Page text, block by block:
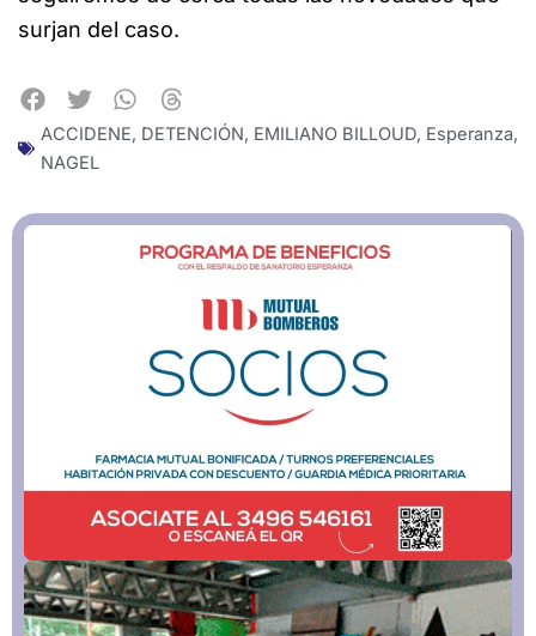
surjan del caso.
ACCIDENE, DETENCIÓN, EMILIANO BILLOUD, Esperanza,
NAGEL